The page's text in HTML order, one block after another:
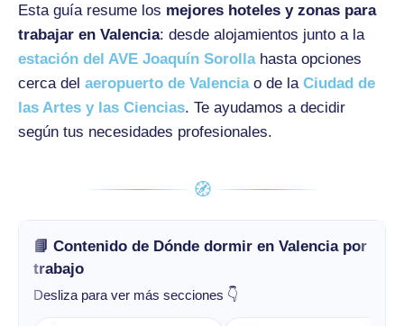
Esta guía resume los mejores hoteles y zonas para
trabajar en Valencia: desde alojamientos junto a la
estación del AVE Joaquín Sorollahasta opciones
cerca del aeropuerto de Valenciao de la Ciudad de
las Artes y las Ciencias. Te ayudamos a decidir
según tus necesidades profesionales.
🧭
📘 Contenido de Dónde dormir en Valencia por
trabajo
Desliza para ver más secciones 👇